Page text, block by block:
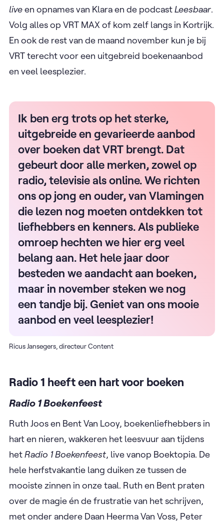
liveen opnames van Klara en de podcastLeesbaar.
Volg alles op VRT MAX of kom zelf langs in Kortrijk.
En ook de rest van de maand november kun je bij
VRT terecht voor een uitgebreid boekenaanbod
en veel leesplezier.
Ik ben erg trots op het sterke,
uitgebreide en gevarieerde aanbod
over boeken dat VRT brengt. Dat
gebeurt door alle merken, zowel op
radio, televisie als online. We richten
ons op jong en ouder, van Vlamingen
die lezen nog moeten ontdekken tot
liefhebbers en kenners. Als publieke
omroep hechten we hier erg veel
belang aan. Het hele jaar door
besteden we aandacht aan boeken,
maar in november steken we nog
een tandje bij. Geniet van ons mooie
aanbod en veel leesplezier!
Ricus Jansegers, directeur Content
Radio 1 heeft een hart voor boeken
Radio 1 Boekenfeest
Ruth Joos en Bent Van Looy, boekenliefhebbers in
hart en nieren, wakkeren het leesvuur aan tijdens
hetRadio 1 Boekenfeest, live vanop Boektopia. De
hele herfstvakantie lang duiken ze tussen de
mooiste zinnen in onze taal. Ruth en Bent praten
over de magie én de frustratie van het schrijven,
met onder andere Daan Heerma Van Voss, Peter